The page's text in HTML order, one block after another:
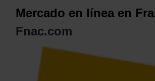
Mercado en línea en
Fnac.com